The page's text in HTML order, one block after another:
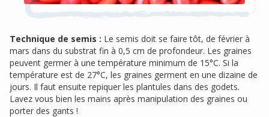
Technique de semis : Le semis doit se faire tôt, de février à
mars dans du substrat fin à 0,5 cm de profondeur. Les graines
peuvent germer à une température minimum de 15°C. Si la
température est de 27°C, les graines germent en une dizaine de
jours. Il faut ensuite repiquer les plantules dans des godets.
Lavez vous bien les mains après manipulation des graines ou
porter des gants !